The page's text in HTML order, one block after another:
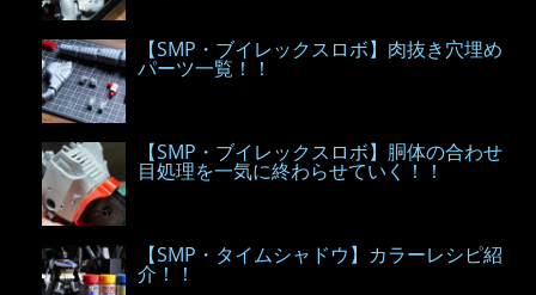
【SMP・ブイレックスロボ】肉抜き穴埋め
パーツ一覧！！
【SMP・ブイレックスロボ】胴体の合わせ
目処理を一気に終わらせていく！！
【SMP・タイムシャドウ】カラーレシピ紹
介！！